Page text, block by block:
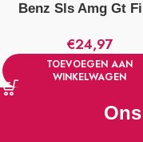
Benz Sls Amg Gt
€24,97
TOEVOEGEN AAN
WINKELWAGEN